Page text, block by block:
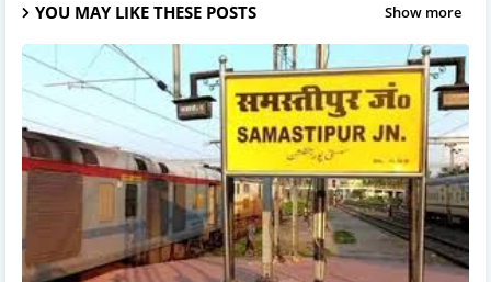
YOU MAY LIKE THESE POSTS Show more